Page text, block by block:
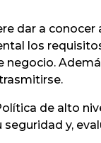
dar a
los
negocio.
de alto
y,